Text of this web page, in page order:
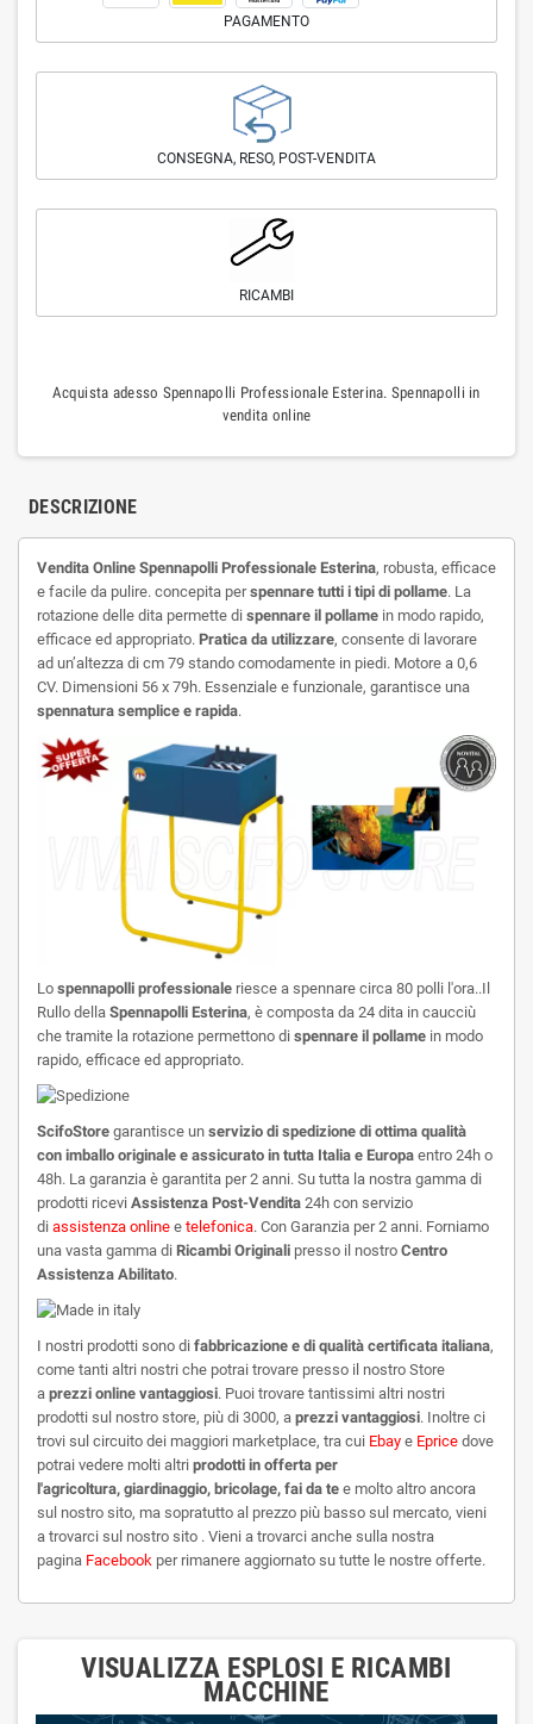
PAGAMENTO
CONSEGNA, RESO, POST-VENDITA
RICAMBI
Acquista adesso Spennapolli Professionale Esterina. Spennapolli in
vendita online
DESCRIZIONE
Vendita Online Spennapolli Professionale Esterina, robusta, efficace
e facile da pulire. concepita perspennare tutti i tipi di pollame. La
rotazione delle dita permette di spennare il pollame in modo rapido,
efficace ed appropriato. Pratica da utilizzare, consente di lavorare
ad un’altezza di cm 79 stando comodamente in piedi. Motore a 0,6
CV. Dimensioni 56 x 79h. Essenziale e funzionale, garantisce una
spennatura semplice e rapida.
Lo spennapolli professionale riesce a spennare circa 80 polli l'ora..Il
Rullo della Spennapolli Esterina, è composta da 24 dita in caucciù
che tramite la rotazione permettono di spennare il pollame in modo
rapido, efficace ed appropriato.
ScifoStore garantisce un servizio di spedizione di ottima qualità
con imballo originale e assicurato in tutta Italia e Europa entro 24h o
48h. La garanzia è garantita per 2 anni. Su tutta la nostra gamma di
prodotti ricevi Assistenza Post-Vendita 24h con servizio
di assistenza online e telefonica. Con Garanzia per 2 anni. Forniamo
una vasta gamma di Ricambi Originali presso il nostro Centro
Assistenza Abilitato.
I nostri prodotti sono di fabbricazione e di qualità certificata italiana,
come tanti altri nostri che potrai trovare presso il nostro Store
a prezzi online vantaggiosi. Puoi trovare tantissimi altri nostri
prodotti sul nostro store, più di 3000, a prezzi vantaggiosi. Inoltre ci
trovi sul circuito dei maggiori marketplace, tra cui Ebay e Eprice dove
potrai vedere molti altri prodotti in offerta per
l'agricoltura, giardinaggio, bricolage, fai da te e molto altro ancora
sul nostro sito, ma sopratutto al prezzo più basso sul mercato, vieni
a trovarci sul nostro sito . Vieni a trovarci anche sulla nostra
pagina Facebook per rimanere aggiornato su tutte le nostre offerte.
VISUALIZZA ESPLOSI E RICAMBI
MACCHINE